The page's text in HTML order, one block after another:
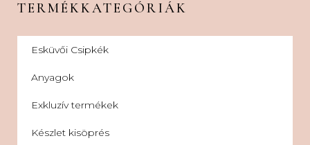
TERMÉKKATEGÓRIÁK
Esküvői Csipkék
Anyagok
Exkluzív termékek
Készlet kisöprés